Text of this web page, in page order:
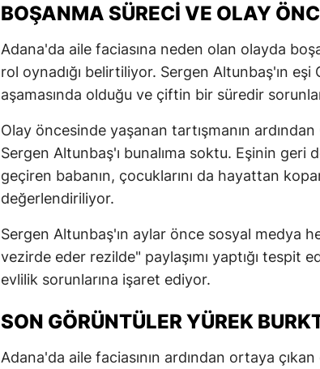
BOŞANMA SÜRECI VE OLAY
Adana'da aile faciasına neden olan olayda
rol oynadığı belirtiliyor. Sergen Altunbaş'ın eşi
aşamasında olduğu ve çiftin bir süredir
Olay öncesinde yaşanan tartışmanın
Sergen Altunbaş'ı bunalıma soktu. Eşinin geri
geçiren babanın, çocuklarını da hayattan
değerlendiriliyor.
Sergen Altunbaş'ın aylar önce sosyal medya
vezirde eder rezilde" paylaşımı yaptığı tespit
evlilik sorunlarına işaret ediyor.
SON GÖRÜNTÜLER YÜREK
Adana'da aile faciasının ardından ortaya